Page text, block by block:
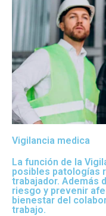
Vigilancia medica
La función de la
posibles patologías
trabajador. Además
riesgo y prevenir
bienestar del
trabajo.